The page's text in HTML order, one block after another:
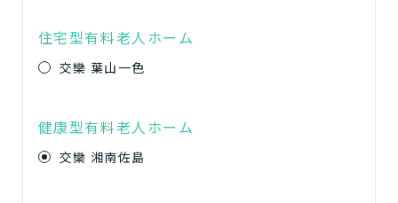
住宅型有料老人ホーム
交欒 葉山一色
健康型有料老人ホーム
交欒 湘南佐島